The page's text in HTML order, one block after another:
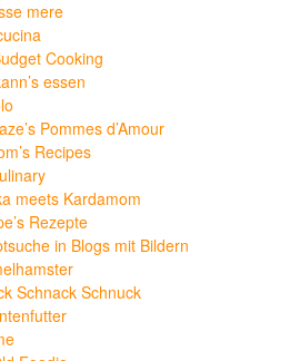
mere
Cooking
essen
Pommes d’Amour
Recipes
meets Kardamom
Rezepte
in Blogs mit Bildern
Schnack Schnuck